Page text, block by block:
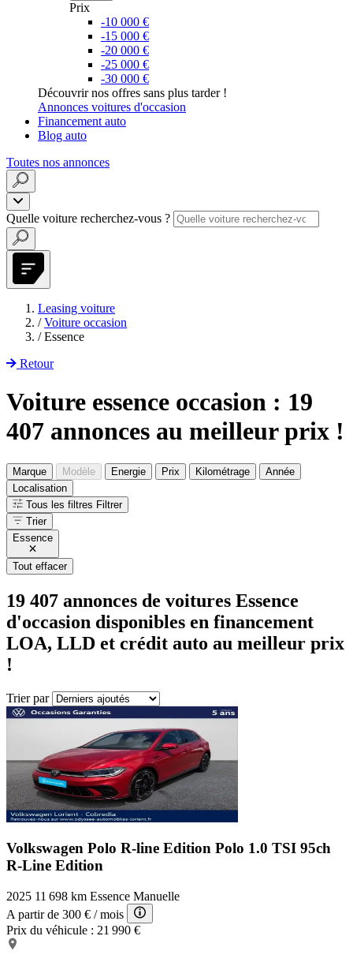
Prix
-10 000 €
-15 000 €
-20 000 €
-25 000 €
-30 000 €
Découvrir nos offres sans plus tarder !
Annonces voitures d'occasion
Financement auto
Blog auto
Toutes nos annonces
Quelle voiture recherchez-vous ?
Leasing voiture
/ Voiture occasion
/ Essence
Retour
Voiture essence occasion : 19
407 annonces au meilleur prix !
Marque Modèle Energie Prix Kilométrage
Année
Localisation
Tous les filtres Filtrer
Trier
Essence
Tout effacer
19 407 annonces de voitures Essence
d'occasion disponibles en financement
LOA, LLD et crédit auto au meilleur prix
!
Trier par
Volkswagen Polo R-line Edition Polo 1.0 TSI 95ch
R-Line Edition
2025 11 698 km Essence Manuelle
A partir de 300 € / mois
Prix du véhicule : 21 990 €